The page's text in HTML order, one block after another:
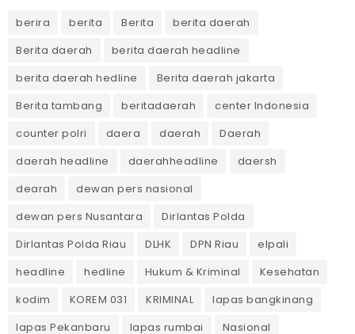
berira berita Berita
berita daerah
Berita daerah
berita daerah headline
berita daerah hedline
Berita daerah jakarta
Berita tambang
beritadaerah
center Indonesia
counter polri
daera daerah
Daerah
daerah headline
daerahheadline
daersh
dearah
dewan pers nasional
dewan pers Nusantara
Dirlantas Polda
Dirlantas Polda Riau
DLHK DPN Riau
elpali
headline
hedline Hukum & Kriminal
Kesehatan
kodim
KOREM 031 KRIMINAL
lapas bangkinang
lapas Pekanbaru
lapas rumbai Nasional